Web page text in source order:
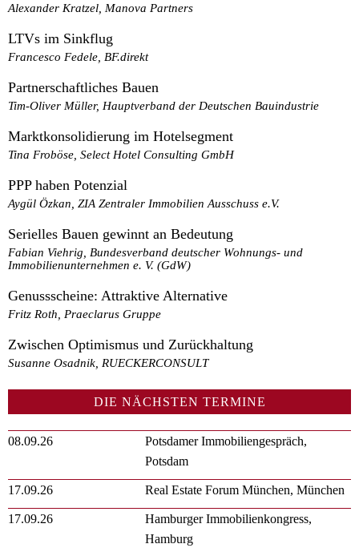
Alexander Kratzel, Manova Partners
LTVs im Sinkflug
Francesco Fedele, BF.direkt
Partnerschaftliches Bauen
Tim-Oliver Müller, Hauptverband der Deutschen Bauindustrie
Marktkonsolidierung im Hotelsegment
Tina Froböse, Select Hotel Consulting GmbH
PPP haben Potenzial
Aygül Özkan, ZIA Zentraler Immobilien Ausschuss e.V.
Serielles Bauen gewinnt an Bedeutung
Fabian Viehrig, Bundesverband deutscher Wohnungs- und
Immobilienunternehmen e. V. (GdW)
Genussscheine: Attraktive Alternative
Fritz Roth, Praeclarus Gruppe
Zwischen Optimismus und Zurückhaltung
Susanne Osadnik, RUECKERCONSULT
DIE NÄCHSTEN TERMINE
08.09.26
Potsdamer Immobiliengespräch,
Potsdam
17.09.26 Real Estate Forum München, München
17.09.26
Hamburger Immobilienkongress,
Hamburg